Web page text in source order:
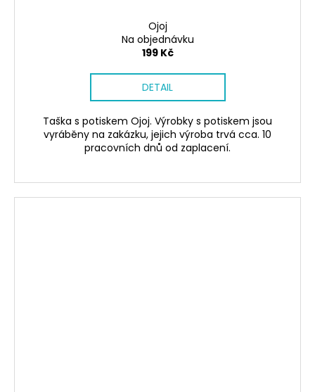
Ojoj
Na objednávku
199 Kč
DETAIL
Taška s potiskem Ojoj. Výrobky s potiskem jsou
vyráběny na zakázku, jejich výroba trvá cca. 10
pracovních dnů od zaplacení.